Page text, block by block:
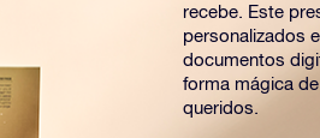
recebe. Este
personalizados
documentos
forma mágica
queridos.